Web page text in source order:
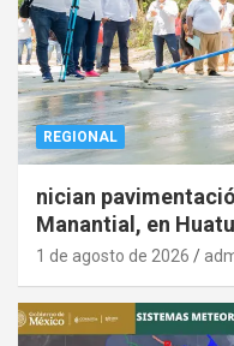
REGIONAL
nician
Manantial, en
1 de agosto de 2026